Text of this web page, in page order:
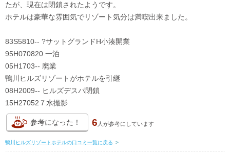
たが、現在は閉鎖されたようです。
ホテルは豪華な雰囲気でリゾート気分は満喫出来ました。
83S5810-- ?サットグランドH小湊開業
95H070820 一泊
05H1703-- 廃業
鴨川ヒルズリゾートがホテルを引継
08H2009-- ヒルズデスパ閉鎖
15H27052７水撮影
参考になった！ 6 人が参考にしています
鴨川ヒルズリゾートホテルの口コミ一覧に戻る >